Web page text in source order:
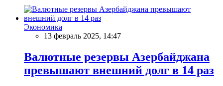
Экономика
13 февраль 2025, 14:47
Валютные резервы Азербайджана
превышают внешний долг в 14 раз